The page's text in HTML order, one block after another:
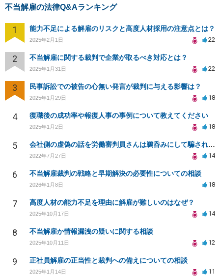
不当解雇の法律Q&Aランキング
1 能力不足による解雇のリスクと高度人材採用の注意点とは？
2025年2月1日 22
2 不当解雇に関する裁判で企業が取るべき対応とは？
2025年1月31日 22
3 民事訴訟での被告の心無い発言が裁判に与える影響は？
2025年1月29日 18
4 復職後の成功率や報復人事の事例について教えてください
2025年1月2日 18
5 会社側の虚偽の話を労働審判員さんは鵜呑みにして騙されてしまいました。
2022年7月27日 14
6 不当解雇裁判の戦略と早期解決の必要性についての相談
2026年1月8日 18
7 高度人材の能力不足を理由に解雇が難しいのはなぜ？
2025年10月17日 14
8 不当解雇か情報漏洩の疑いに関する相談
2025年10月11日 12
9 正社員解雇の正当性と裁判への備えについての相談
2025年1月14日 11